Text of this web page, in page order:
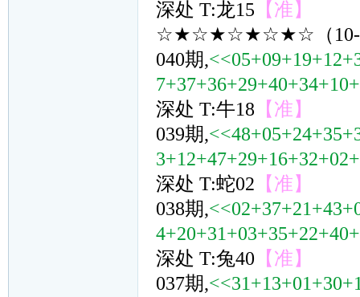
深处 T:龙15 【准】
☆★☆★☆★☆★☆（
040期,
深处 T:牛18 【准】
039期,
深处 T:蛇02 【准】
038期,
深处 T:兔40 【准】
037期,